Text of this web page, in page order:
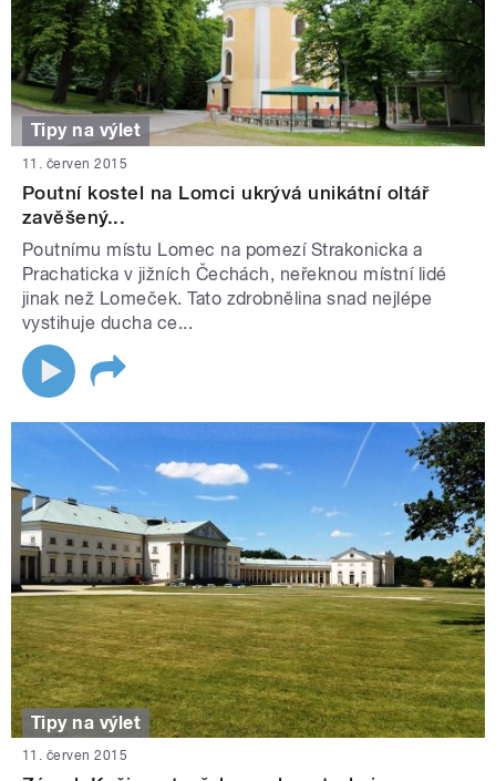
Tipy na výlet
11. červen 2015
Poutní kostel na Lomci ukrývá unikátní oltář
zavěšený...
Poutnímu místu Lomec na pomezí Strakonicka a
Prachaticka v jižních Čechách, neřeknou místní lidé
jinak než Lomeček. Tato zdrobnělina snad nejlépe
vystihuje ducha ce...
Tipy na výlet
11. červen 2015